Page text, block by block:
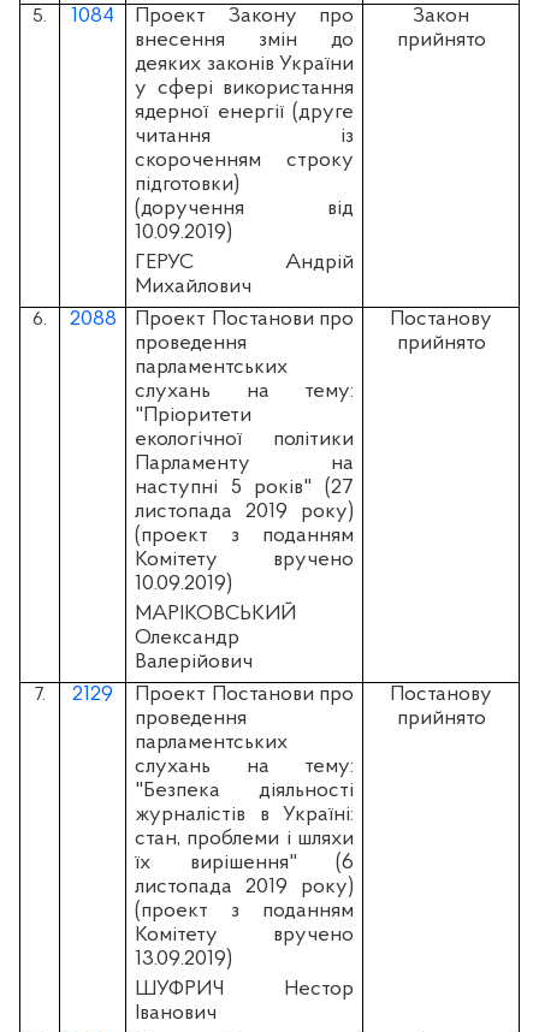
5. 1084
Проект Закону про
внесення змін до
деяких законів України
у сфері використання
ядерної енергії (друге
читання із
скороченням строку
підготовки)
(доручення від
10.09.2019)
ГЕРУС Андрій
Михайлович
Закон
прийнято
6. 2088
Проект Постанови про
проведення
парламентських
слухань на тему:
"Пріоритети
екологічної політики
Парламенту на
наступні 5 років" (27
листопада 2019 року)
(проект з поданням
Комітету вручено
10.09.2019)
МАРІКОВСЬКИЙ
Олександр
Валерійович
Постанову
прийнято
7. 2129
Проект Постанови про
проведення
парламентських
слухань на тему:
"Безпека діяльності
журналістів в Україні:
стан, проблеми і шляхи
їх вирішення" (6
листопада 2019 року)
(проект з поданням
Комітету вручено
13.09.2019)
ШУФРИЧ Нестор
Іванович
Постанову
прийнято